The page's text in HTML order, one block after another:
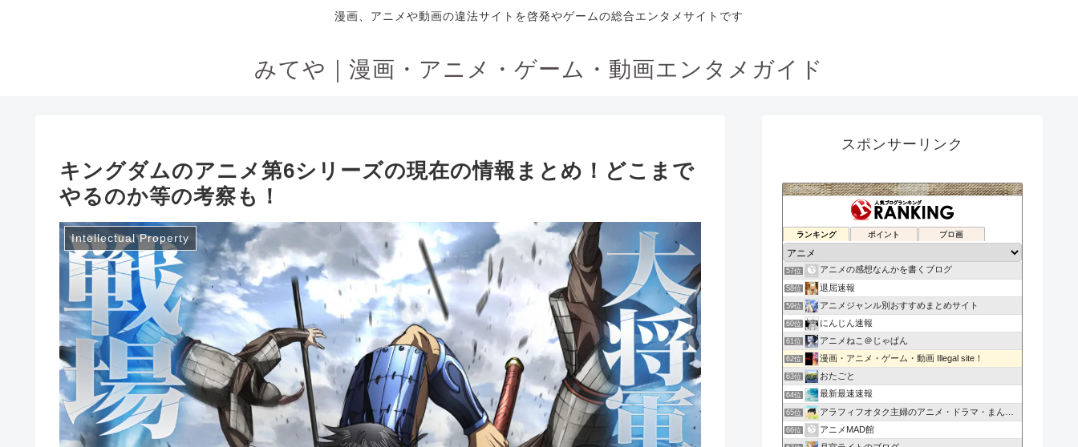
漫画、アニメや動画の違法サイトを啓発やゲームの総合エンタメサイトです
みてや｜漫画・アニメ・ゲーム・動画エンタメガイド
キングダムのアニメ第6シリーズの現在の情報まとめ！どこまで
やるのか等の考察も！
Intellectual Property
スポンサーリンク
ランキング ポイント ブロ画
55位 アニメ〇わかり速報
56位
57位 アニメの感想なんかを書くブログ
58位 退屈速報
59位 アニメジャンル別おすすめまとめサイト
60位 にんじん速報
61位 アニメねこ＠じゃぱん
62位 漫画・アニメ・ゲーム・動画 Illegal site！
63位 おたごと
64位 最新最速速報
65位 アラフィフオタク主婦のアニメ・ドラマ・まんが情報
66位 アニメMAD館